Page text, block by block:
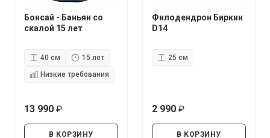
Бонсай - Баньян со
скалой 15 лет
40 см
15 лет
Низкие требования
13 990
В КОРЗИНУ
Филодендрон Биркин
D14
25 см
2 990
В КОРЗИНУ